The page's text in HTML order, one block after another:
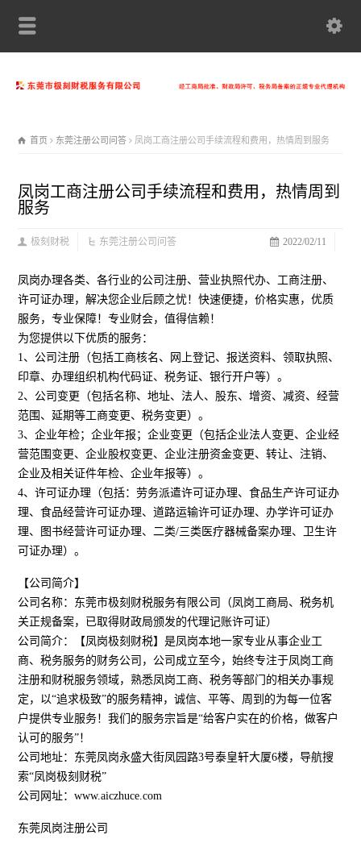
首页 东莞注册公司问答 凤岗工商注册公司手续流程和费用，热情周到服务
凤岗工商注册公司手续流程和费用，热情周到
服务
2022/02/11
极刻财税 东莞注册公司问答
凤岗办理各类、各行业的公司注册、营业执照代办、工商注册、
许可证办理，解决您企业后顾之忧！快速便捷，价格实惠，优质
服务，专业保障！专业财会，值得信赖！
为您提供以下优质的服务：
1、公司注册（包括工商核名、网上登记、报送资料、领取执照、
印章、办理组织机构代码证、税务证、银行开户等）。
2、公司变更（包括名称、地址、法人、股东、增资、减资、经营
范围、延期等工商变更、税务变更）。
3、企业年检；企业年报；企业变更（包括企业法人变更、企业经
营范围变更、企业股权变更、企业注册资金变更、转让、注销、
企业及相关证件年检、企业年报等）。
4、许可证办理（包括：劳务派遣许可证办理、食品生产许可证办
理、食品经营许可证办理、道路运输许可证办理、办学许可证办
理、图书经营许可证办理、二类/三类医疗器械备案办理、卫生许
可证办理）。
【公司简介】
公司名称：东莞市极刻财税服务有限公司（凤岗工商局、税务机
关正规备案，已取得财政局颁发的代理记账许可证）
公司简介：【凤岗极刻财税】是凤岗本地一家专业从事企业工
商、税务服务的财务公司，公司成立至今，始终专注于凤岗工商
注册和财税服务领域，熟悉凤岗工商、税务等部门的相关办事规
定，以“追求极致”的服务精神，诚信、平等、周到的为每一位客
户提供专业服务！我们的服务宗旨是“给客户实在的价格，做客户
认可的服务”！
公司地址：东莞凤岗永盛大街凤园路3号泰皇轩大厦6楼，导航搜
索“凤岗极刻财税”
公司网址：www.aiczhuce.com
东莞凤岗注册公司